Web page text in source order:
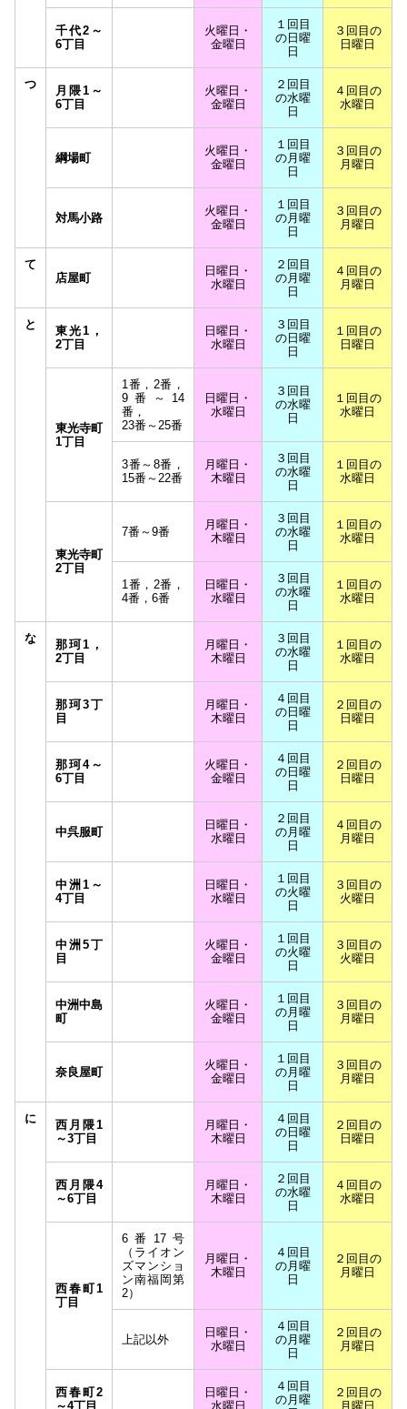
千代2～
6丁目
火曜日・
金曜日
１回目
の日曜
日
３回目の
日曜日
つ
月隈1～
6丁目
火曜日・
金曜日
２回目
の水曜
日
４回目の
水曜日
綱場町
火曜日・
金曜日
１回目
の月曜
日
３回目の
月曜日
対馬小路
火曜日・
金曜日
１回目
の月曜
日
３回目の
月曜日
て
店屋町
日曜日・
水曜日
２回目
の月曜
日
４回目の
月曜日
と
東光1，
2丁目
日曜日・
水曜日
３回目
の日曜
日
１回目の
日曜日
東光寺町
1丁目
1番，2番，
9番～14
番，
23番～25番
日曜日・
水曜日
３回目
の水曜
日
１回目の
水曜日
3番～8番，
15番～22番
月曜日・
木曜日
３回目
の水曜
日
１回目の
水曜日
東光寺町
2丁目
7番～9番
月曜日・
木曜日
３回目
の水曜
日
１回目の
水曜日
1番，2番，
4番，6番
日曜日・
水曜日
３回目
の水曜
日
１回目の
水曜日
な
那珂1，
2丁目
月曜日・
木曜日
３回目
の水曜
日
１回目の
水曜日
那珂3丁
目
月曜日・
木曜日
４回目
の日曜
日
２回目の
日曜日
那珂4～
6丁目
火曜日・
金曜日
４回目
の日曜
日
２回目の
日曜日
中呉服町
日曜日・
水曜日
２回目
の月曜
日
４回目の
月曜日
中洲1～
4丁目
日曜日・
水曜日
１回目
の火曜
日
３回目の
火曜日
中洲5丁
目
火曜日・
金曜日
１回目
の火曜
日
３回目の
火曜日
中洲中島
町
火曜日・
金曜日
１回目
の月曜
日
３回目の
月曜日
奈良屋町
火曜日・
金曜日
１回目
の月曜
日
３回目の
月曜日
に
西月隈1
～3丁目
月曜日・
木曜日
４回目
の日曜
日
２回目の
日曜日
西月隈4
～6丁目
月曜日・
木曜日
２回目
の水曜
日
４回目の
水曜日
西春町1
丁目
6番17号
（ライオン
ズマンショ
ン南福岡第
2）
月曜日・
木曜日
４回目
の月曜
日
２回目の
月曜日
上記以外
日曜日・
水曜日
４回目
の月曜
日
２回目の
月曜日
西春町2
～4丁目
日曜日・
水曜日
４回目
の月曜
２回目の
月曜日